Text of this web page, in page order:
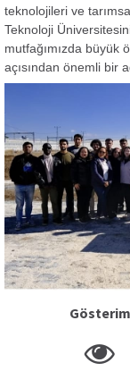
teknolojileri ve
Teknoloji
mutfağımızda büyük
açısından önemli bir
Gösterim